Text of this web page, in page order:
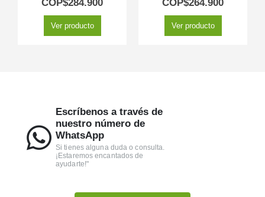
COP$284.900
Ver producto
COP$264.900
Ver producto
Escríbenos a través de
nuestro número de
WhatsApp
Si tienes alguna duda o consulta.
¡Estaremos encantados de
ayudarte!"